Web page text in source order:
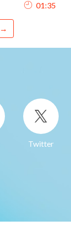
01:35
Twitter